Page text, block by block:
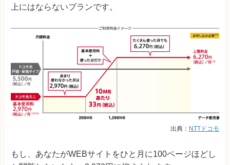
上にはならないプランです。
出典： NTTドコモ
もし、あなたがWEBサイトをひと月に100ページほどし